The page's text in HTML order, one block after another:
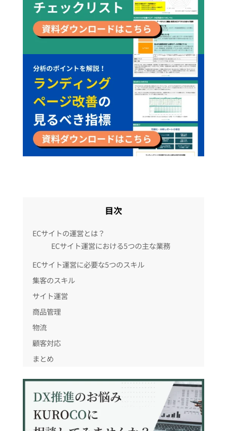
目次
ECサイトの運営とは？
ECサイト運営における5つの主な業務
ECサイト運営に必要な5つのスキル
集客のスキル
サイト運営
商品管理
物流
顧客対応
まとめ